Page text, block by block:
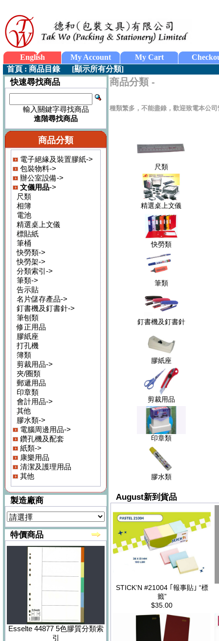
English My Account My Cart
首頁 : 商品目錄[顯示所有分類]
快速尋找商品
輸入關鍵字尋找商品
進階尋找商品
商品分類
電子絕緣及裝置膠紙->
包裝物料->
辦公室設備->
文儀用品->
尺類
相簿
電池
精選桌上文儀
標貼紙
筆桶
快勞類->
快勞架->
分類索引->
筆類->
告示貼
名片儲存產品->
釘書機及釘書針->
筆刨類
修正用品
膠紙座
打孔機
簿類
剪裁用品->
夾/圈類
郵遞用品
印章類
會計用品->
其他
膠水類->
電腦周邊用品->
鑽孔機及配套
紙類->
康樂用品
清潔及護理用品
其他
製造廠商
特價商品
Esselte 44877 5色膠質分類索
引
商品分類 -
種類繁多，不能盡錄，歡迎致電本公
尺類
精選桌上文儀
快勞類
筆類
釘書機及釘書針
膠紙座
剪裁用品
印章類
膠水類
August新到貨品
STICK’N #21004 ｢報事貼｣ “標
籤”
$35.00